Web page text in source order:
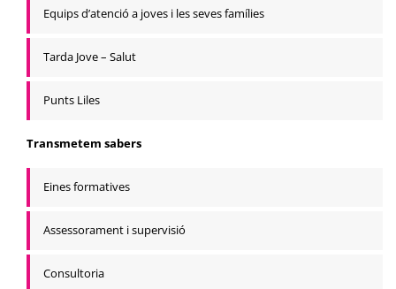
Equips d’atenció a joves i les seves famílies
Tarda Jove – Salut
Punts Liles
Transmetem sabers
Eines formatives
Assessorament i supervisió
Consultoria